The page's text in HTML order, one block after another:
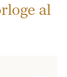
al